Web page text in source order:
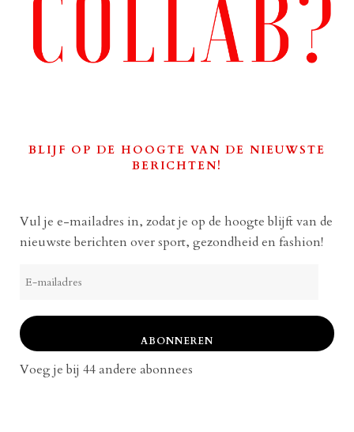
BLIJF OP DE HOOGTE VAN DE NIEUWSTE
BERICHTEN!
Vul je e-mailadres in, zodat je op de hoogte blijft van de
nieuwste berichten over sport, gezondheid en fashion!
mailadres
ABONNEREN
Voeg je bij 44 andere abonnees